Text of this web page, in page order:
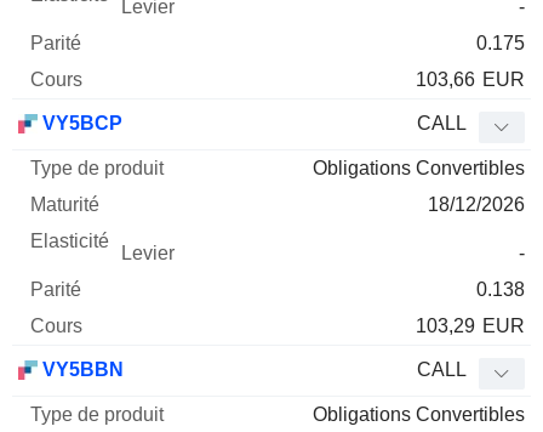
-
0.175
103,66 EUR
VY5BCP CALL
Obligations Convertibles
18/12/2026
-
0.138
103,29 EUR
VY5BBN CALL
Obligations Convertibles